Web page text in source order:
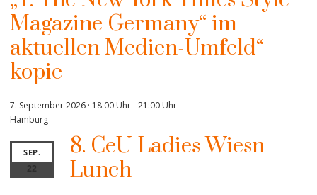
Magazine Germany“ im
aktuellen Medien-Umfeld“
kopie
7. September 2026 · 18:00 Uhr-21:00 Uhr
Hamburg
SEP.
22
8. CeU Ladies Wiesn-
Lunch